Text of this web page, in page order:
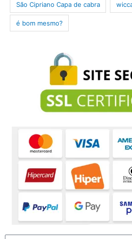
São Cipriano Capa de cabra
é bom mesmo?